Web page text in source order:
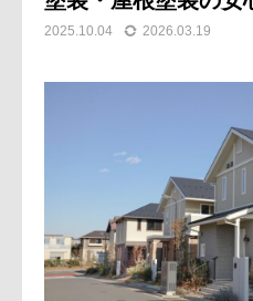
2025.10.04 2026.03.19
お問い合わせ